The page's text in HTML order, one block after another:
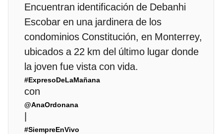
Encuentran identificación de Debanhi
Escobar en una jardinera de los
condominios Constitución, en Monterrey,
ubicados a 22 km del último lugar donde
la joven fue vista con vida.
#ExpresoDeLaMañana
con
@AnaOrdonana
|
#SiempreEnVivo